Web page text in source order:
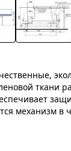
ткани
механизм в